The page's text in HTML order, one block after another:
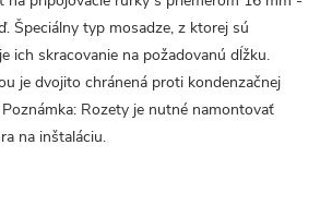
Špeciálny typ mosadze, z ktorej sú
ich skracovanie na požadovanú dĺžku.
je dvojito chránená proti kondenzačnej
Rozety je nutné namontovať
na inštaláciu.